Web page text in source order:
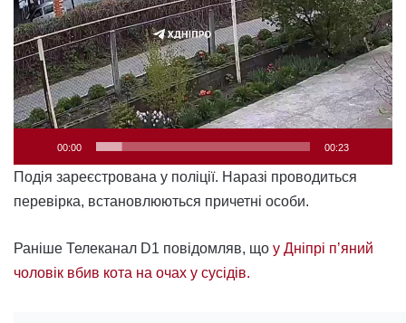
00:00 00:23
Подія зареєстрована у поліції. Наразі проводиться
перевірка, встановлюються причетні особи.
Раніше Телеканал D1 повідомляв, що у Дніпрі пʼяний
чоловік вбив кота на очах у сусідів.